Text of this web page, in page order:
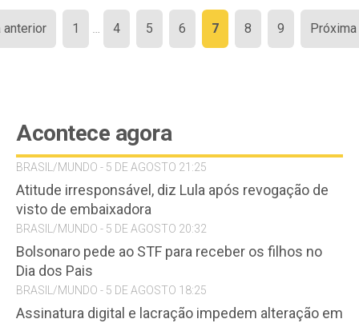
Paginação
de
anterior 1 … 4 5 6 7 8 9
Acontece agora
BRASIL/MUNDO - 5 DE AGOSTO 21:25
Atitude irresponsável, diz Lula após revogação de
visto de embaixadora
BRASIL/MUNDO - 5 DE AGOSTO 20:32
Bolsonaro pede ao STF para receber os filhos no
Dia dos Pais
BRASIL/MUNDO - 5 DE AGOSTO 18:25
Assinatura digital e lacração impedem alteração em